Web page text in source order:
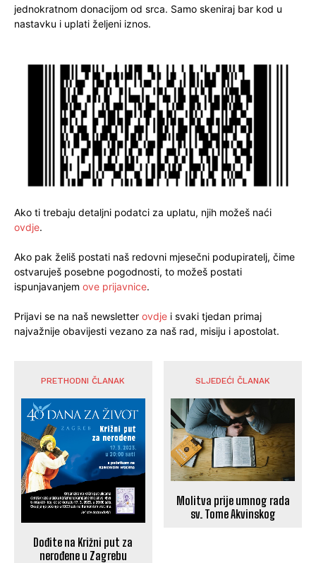
jednokratnom donacijom od srca. Samo skeniraj bar kod u
nastavku i uplati željeni iznos.
Ako ti trebaju detaljni podatci za uplatu, njih možeš naći
ovdje.
Ako pak želiš postati naš redovni mjesečni podupiratelj, čime
ostvaruješ posebne pogodnosti, to možeš postati
ispunjavanjem ove prijavnice.
Prijavi se na naš newsletter ovdje i svaki tjedan primaj
najvažnije obavijesti vezano za naš rad, misiju i apostolat.
PRETHODNI ČLANAK
Dođite na Križni put za
nerođene u Zagrebu
SLJEDEĆI ČLANAK
Molitva prije umnog rada
sv. Tome Akvinskog